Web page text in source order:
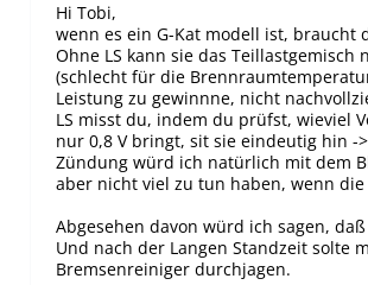
Hi Tobi,
wenn es ein G-Kat modell ist, braucht
Ohne LS kann sie das
(schlecht für die
Leistung zu gewinnne, nicht
LS misst du, indem du prüfst, wieviel
nur 0,8 V bringt, sit sie eindeutig hin -
Zündung würd ich natürlich mit dem
aber nicht viel zu tun haben, wenn
Abgesehen davon würd ich sagen,
Und nach der Langen Standzeit solte
Bremsenreiniger durchjagen.